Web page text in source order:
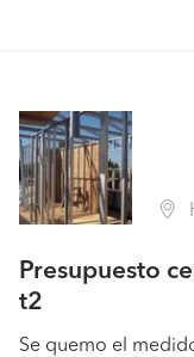
Presupuesto
t2
Se quemo el